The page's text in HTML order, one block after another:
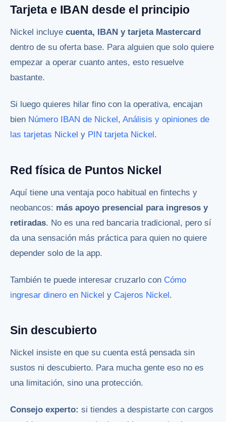
Tarjeta e IBAN desde el principio
Nickel incluye cuenta, IBAN y tarjeta Mastercard
dentro de su oferta base. Para alguien que solo quiere
empezar a operar cuanto antes, esto resuelve
bastante.
Si luego quieres hilar fino con la operativa, encajan
bien Número IBAN de Nickel , Análisis y opiniones de
las tarjetas Nickel y PIN tarjeta Nickel .
Red física de Puntos Nickel
Aquí tiene una ventaja poco habitual en fintechs y
neobancos: más apoyo presencial para ingresos y
retiradas. No es una red bancaria tradicional, pero sí
da una sensación más práctica para quien no quiere
depender solo de la app.
También te puede interesar cruzarlo con Cómo
ingresar dinero en Nickel y Cajeros Nickel.
Sin descubierto
Nickel insiste en que su cuenta está pensada sin
sustos ni descubierto. Para mucha gente eso no es
una limitación, sino una protección.
Consejo experto: si tiendes a despistarte con cargos